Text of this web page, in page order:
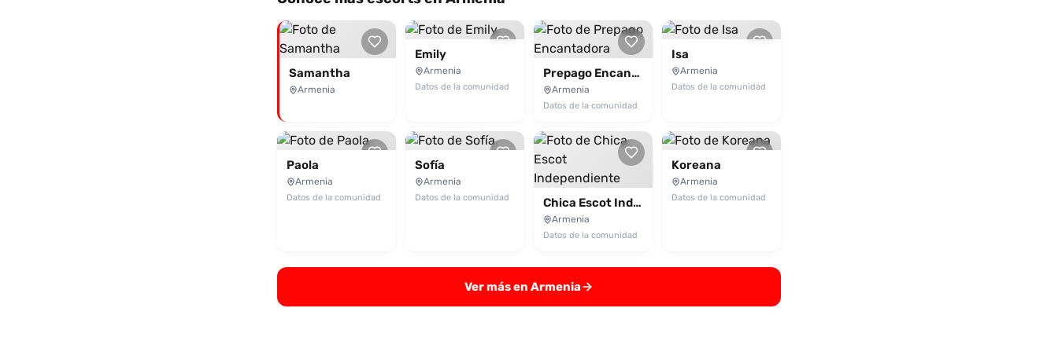
Samantha
Armenia
Emily
Armenia
Datos de la comunidad
Prepago Encantadora
Armenia
Datos de la comunidad
Isa
Armenia
Datos de la comunidad
Paola
Armenia
Datos de la comunidad
Sofía
Armenia
Datos de la comunidad Chica Escot Independiente
Armenia
Datos de la comunidad
Koreana
Armenia
Datos de la comunidad
Ver más en Armenia